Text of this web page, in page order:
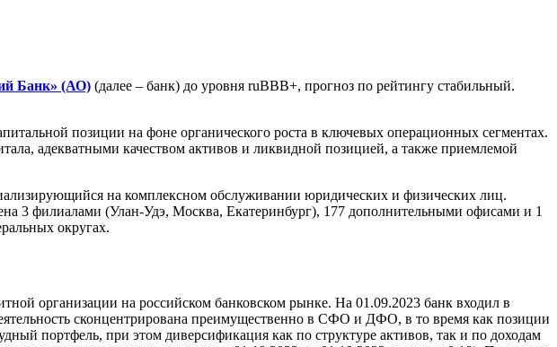
Банк» (АО) (далее – банк) до уровня ruBBB+, прогноз по рейтингу стабильный.
позиции на фоне органического роста в ключевых операционных сегментах.
адекватными качеством активов и ликвидной позицией, а также приемлемой
на комплексном обслуживании юридических и физических лиц.
3 филиалами (Улан-Удэ, Москва, Екатеринбург), 177 дополнительными офисами и 1
округах.
организации на российском банковском рынке. На 01.09.2023 банк входил в
сконцентрирована преимущественно в СФО и ДФО, в то время как позиции
портфель, при этом диверсификация как по структуре активов, так и по доходам